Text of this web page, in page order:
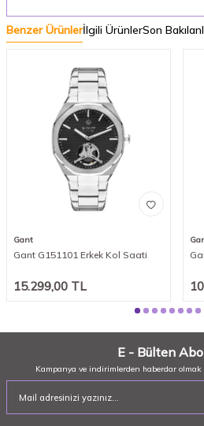
Benzer Ürünlerİlgili ÜrünlerSon
Gant
Gant G151101 Erkek Kol Saati
15.299,00 TL
E - Bülten
Kampanya ve indirimlerden haberdar